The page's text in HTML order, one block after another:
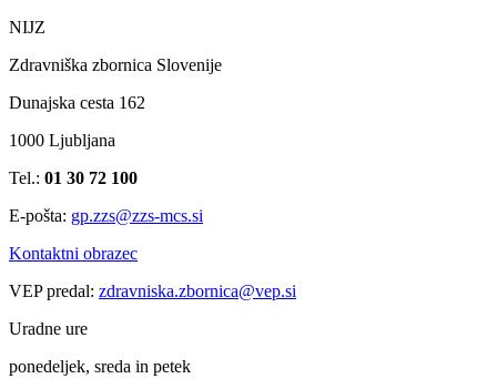
NIJZ
Zdravniška zbornica Slovenije
Dunajska cesta 162
1000 Ljubljana
Tel.: 01 30 72 100
E-pošta: gp.zzs@zzs-mcs.si
Kontaktni obrazec
VEP predal: zdravniska.zbornica@vep.si
Uradne ure
ponedeljek, sreda in petek